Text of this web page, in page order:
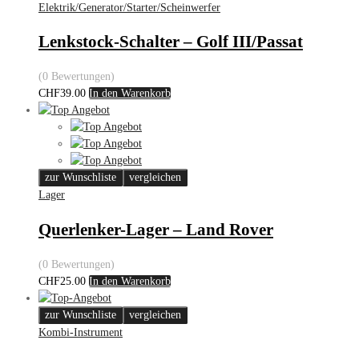
Elektrik/Generator/Starter/Scheinwerfer
Lenkstock-Schalter – Golf III/Passat
(0 Bewertungen)
CHF39.00 In den Warenkorb
zur Wunschliste
vergleichen
Lager
Querlenker-Lager – Land Rover
(0 Bewertungen)
CHF25.00 In den Warenkorb
zur Wunschliste
vergleichen
Kombi-Instrument